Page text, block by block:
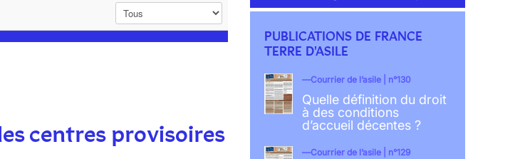
centres provisoires
PUBLICATIONS DE FRANCE
TERRE D'ASILE
Courrier de l’asile | n°130
Quelle définition du droit
à des conditions
d’accueil décentes ?
Courrier de l’asile | n°129